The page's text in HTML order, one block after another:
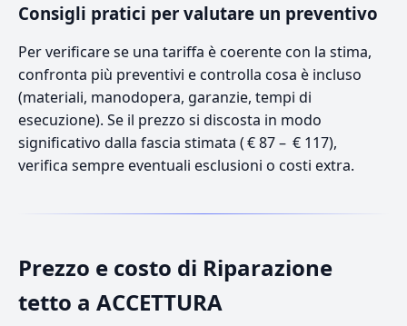
Consigli pratici per valutare un preventivo
Per verificare se una tariffa è coerente con la stima,
confronta più preventivi e controlla cosa è incluso
(materiali, manodopera, garanzie, tempi di
esecuzione). Se il prezzo si discosta in modo
significativo dalla fascia stimata ( € 87 – € 117),
verifica sempre eventuali esclusioni o costi extra.
Prezzo e costo di Riparazione
tetto a ACCETTURA